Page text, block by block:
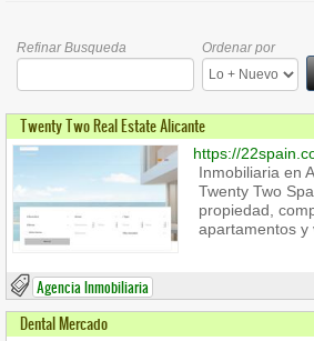
Refinar Busqueda
Ordenar por
Twenty Two Real Estate Alicante
https://
Inmobiliaria en
Twenty Two
propiedad,
apartamentos
Agencia Inmobiliaria
Dental Mercado